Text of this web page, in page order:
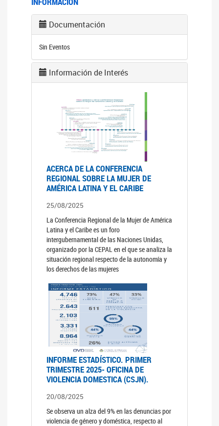
Documentación
Sin Eventos
Información de Interés
ACERCA DE LA CONFERENCIA
REGIONAL SOBRE LA MUJER DE
AMÉRICA LATINA Y EL CARIBE
25/08/2025
La Conferencia Regional de la Mujer de América
Latina y el Caribe es un foro
intergubernamental de las Naciones Unidas,
organizado por la CEPAL en el que se analiza la
situación regional respecto de la autonomía y
los derechos de las mujeres
INFORME ESTADÍSTICO. PRIMER
TRIMESTRE 2025- OFICINA DE
VIOLENCIA DOMESTICA (CSJN).
20/08/2025
Se observa un alza del 9% en las denuncias por
violencia de género y doméstica, respecto al